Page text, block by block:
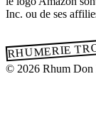
Inc. ou de ses
RHUMERIE
© 2026 Rhum Don